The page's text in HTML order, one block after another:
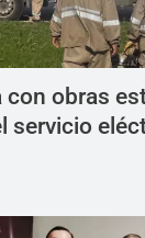
con obras
servicio